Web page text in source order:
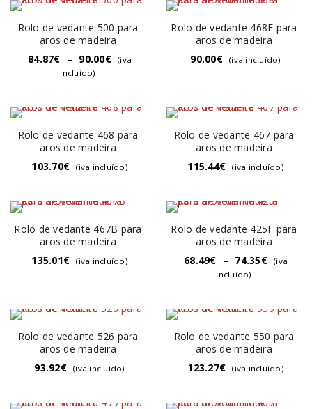
Rolo de vedante 500 para
aros de madeira
84.87€ – 90.00€
(iva
incluído)
Rolo de vedante 468F para
aros de madeira
90.00€ (iva incluído)
Rolo de vedante 468 para
aros de madeira
103.70€ (iva incluído)
Rolo de vedante 467 para
aros de madeira
115.44€ (iva incluído)
Rolo de vedante 467B para
aros de madeira
135.01€ (iva incluído)
Rolo de vedante 425F para
aros de madeira
68.49€ – 74.35€
(iva
incluído)
Rolo de vedante 526 para
aros de madeira
93.92€ (iva incluído)
Rolo de vedante 550 para
aros de madeira
123.27€ (iva incluído)